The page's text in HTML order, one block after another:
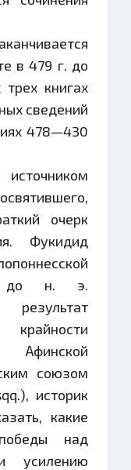
в 479 г. до
книгах
сведений
478—430
очерк
Фукидид
до н. э.
Афинской
союзом
историк
какие
над
усилению